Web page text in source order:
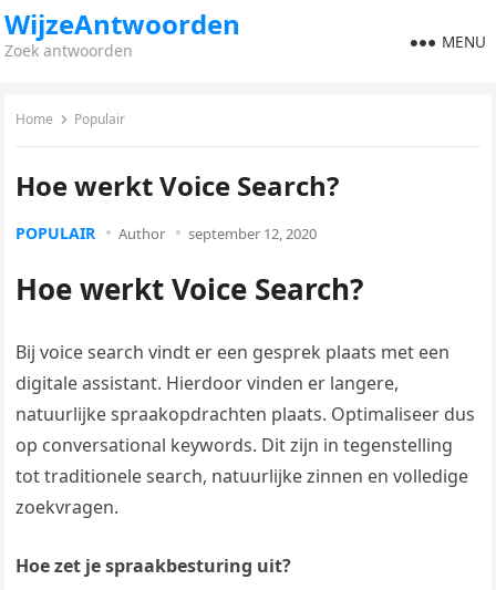
WijzeAntwoorden
Zoek antwoorden MENU
Home Populair
Hoe werkt Voice Search?
POPULAIR Author september 12, 2020
Hoe werkt Voice Search?
Bij voice search vindt er een gesprek plaats met een
digitale assistant. Hierdoor vinden er langere,
natuurlijke spraakopdrachten plaats. Optimaliseer dus
op conversational keywords. Dit zijn in tegenstelling
tot traditionele search, natuurlijke zinnen en volledige
zoekvragen.
Hoe zet je spraakbesturing uit?